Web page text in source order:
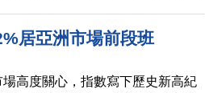
先，董事長魏哲家表態，2奈米需
謝金河分析，未來更是台積電
居亞洲市場前段班
高度關心，指數寫下歷史新高紀